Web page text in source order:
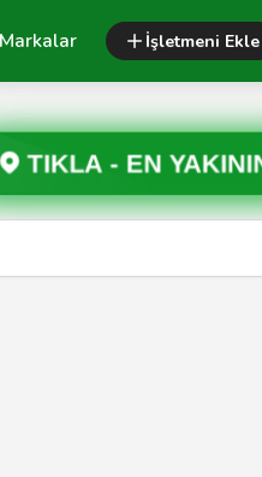
Markalar İşletmeni Ekle
TIKLA - EN